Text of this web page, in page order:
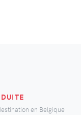
en Belgique